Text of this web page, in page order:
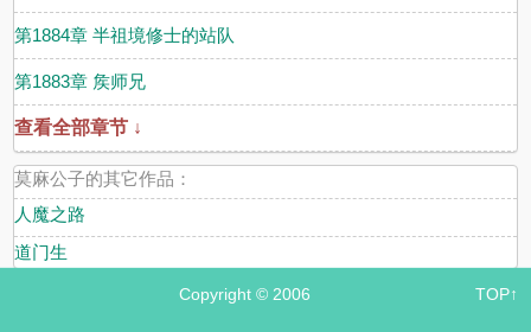
第1884章 半祖境修士的站队
第1883章 矦师兄
查看全部章节 ↓
莫麻公子的其它作品：
人魔之路
道门生
Copyright © 2006 TOP↑